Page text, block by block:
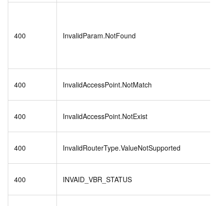
400 InvalidParam.NotFound
400 InvalidAccessPoint.NotMatch
400 InvalidAccessPoint.NotExist
400 InvalidRouterType.ValueNotSupported
400 INVAID_VBR_STATUS